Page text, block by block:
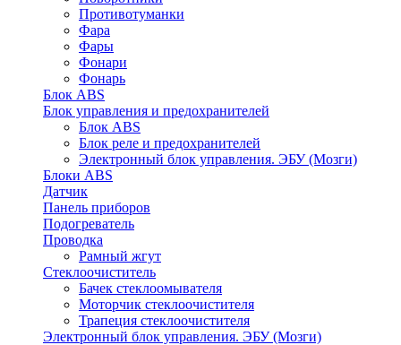
Противотуманки
Фара
Фары
Фонари
Фонарь
Блок ABS
Блок управления и предохранителей
Блок ABS
Блок реле и предохранителей
Электронный блок управления. ЭБУ (Мозги)
Блоки ABS
Датчик
Панель приборов
Подогреватель
Проводка
Рамный жгут
Стеклоочиститель
Бачек стеклоомывателя
Моторчик стеклоочистителя
Трапеция стеклоочистителя
Электронный блок управления. ЭБУ (Мозги)